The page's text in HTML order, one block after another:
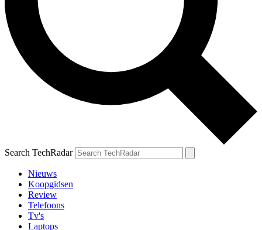
Search TechRadar
Nieuws
Koopgidsen
Review
Telefoons
Tv's
Laptops